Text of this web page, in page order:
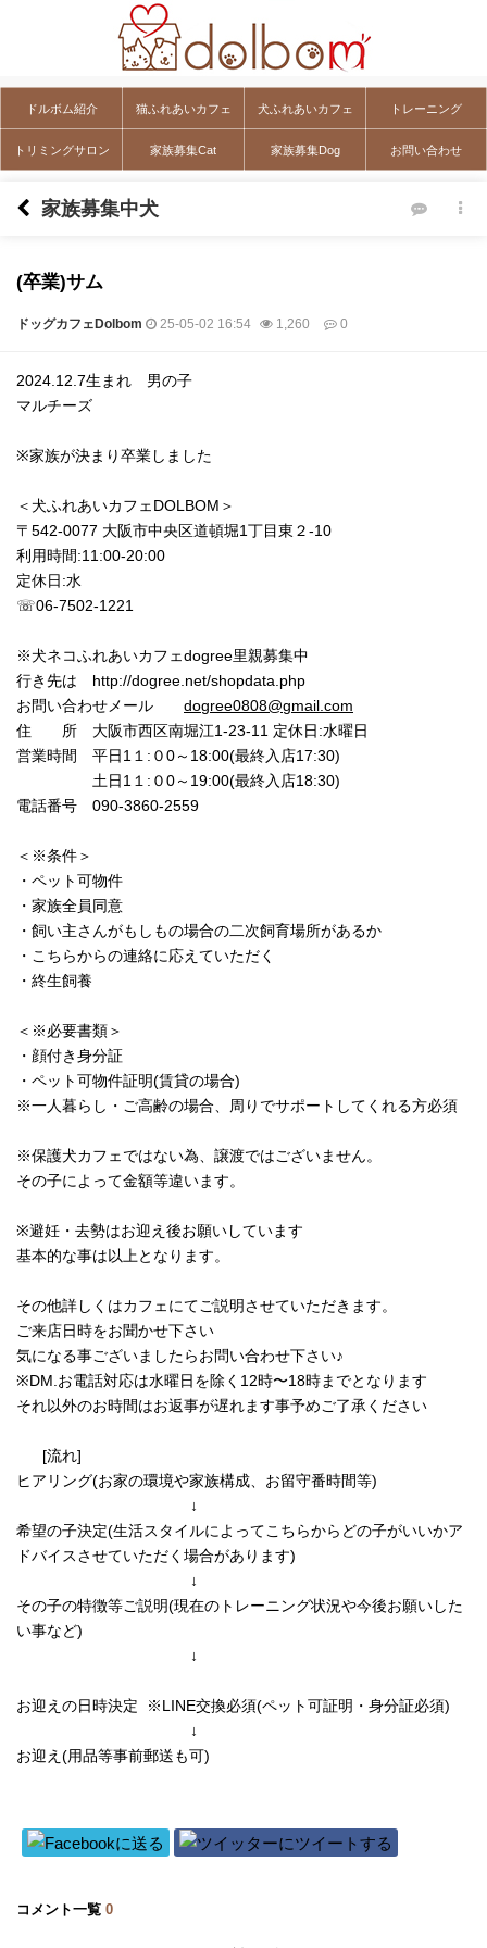
ドルボム紹介 猫ふれあいカフェ 犬ふれあいカフェ トレーニング
トリミングサロン 家族募集Cat 家族募集Dog お問い合わせ
家族募集中犬
(卒業)サム
ドッグカフェDolbom 25-05-02 16:54 1,260 0
本文
2024.12.7生まれ 男の子
マルチーズ
※家族が決まり卒業しました
＜犬ふれあいカフェDOLBOM＞
〒542-0077 大阪市中央区道頓堀1丁目東２-10
利用時間:11:00‐20:00
定休日:水
☏06-7502-1221
※犬ネコふれあいカフェdogree里親募集中
行き先は http://dogree.net/shopdata.php
お問い合わせメール dogree0808@gmail.com
住 所 大阪市西区南堀江1-23-11 定休日:水曜日
営業時間 平日1１:０0～18:00(最終入店17:30)
土日1１:０0～19:00(最終入店18:30)
電話番号 090-3860-2559
＜※条件＞
・ペット可物件
・家族全員同意
・飼い主さんがもしもの場合の二次飼育場所があるか
・こちらからの連絡に応えていただく
・終生飼養
＜※必要書類＞
・顔付き身分証
・ペット可物件証明(賃貸の場合)
※一人暮らし・ご高齢の場合、周りでサポートしてくれる方必須
※保護犬カフェではない為、譲渡ではございません。
その子によって金額等違います。
※避妊・去勢はお迎え後お願いしています
基本的な事は以上となります。
その他詳しくはカフェにてご説明させていただきます。
ご来店日時をお聞かせ下さい
気になる事ございましたらお問い合わせ下さい♪
※DM.お電話対応は水曜日を除く12時〜18時までとなります
それ以外のお時間はお返事が遅れます事予めご了承ください
[流れ]
ヒアリング(お家の環境や家族構成、お留守番時間等)
↓
希望の子決定(生活スタイルによってこちらからどの子がいいかア
ドバイスさせていただく場合があります)
↓
その子の特徴等ご説明(現在のトレーニング状況や今後お願いした
い事など)
↓
お迎えの日時決定 ※LINE交換必須(ペット可証明・身分証必須)
↓
お迎え(用品等事前郵送も可)
コメント一覧 0